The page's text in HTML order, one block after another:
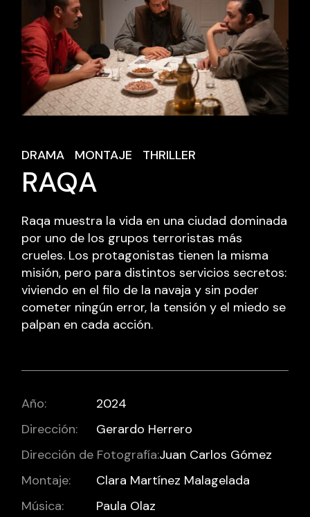
DRAMA MONTAJE THRILLER
RAQA
Raqa muestra la vida en una ciudad dominada
por uno de los grupos terroristas más
crueles. Los protagonistas tienen la misma
misión, pero para distintos servicios secretos:
viviendo en el filo de la navaja y sin poder
cometer ningún error, la tensión y el miedo se
palpan en cada acción.
Año:
2024
Dirección:
Gerardo Herrero
Dirección de Fotografía:Juan Carlos Gómez
Montaje:
Clara Martínez Malagelada
Música:
Paula Olaz